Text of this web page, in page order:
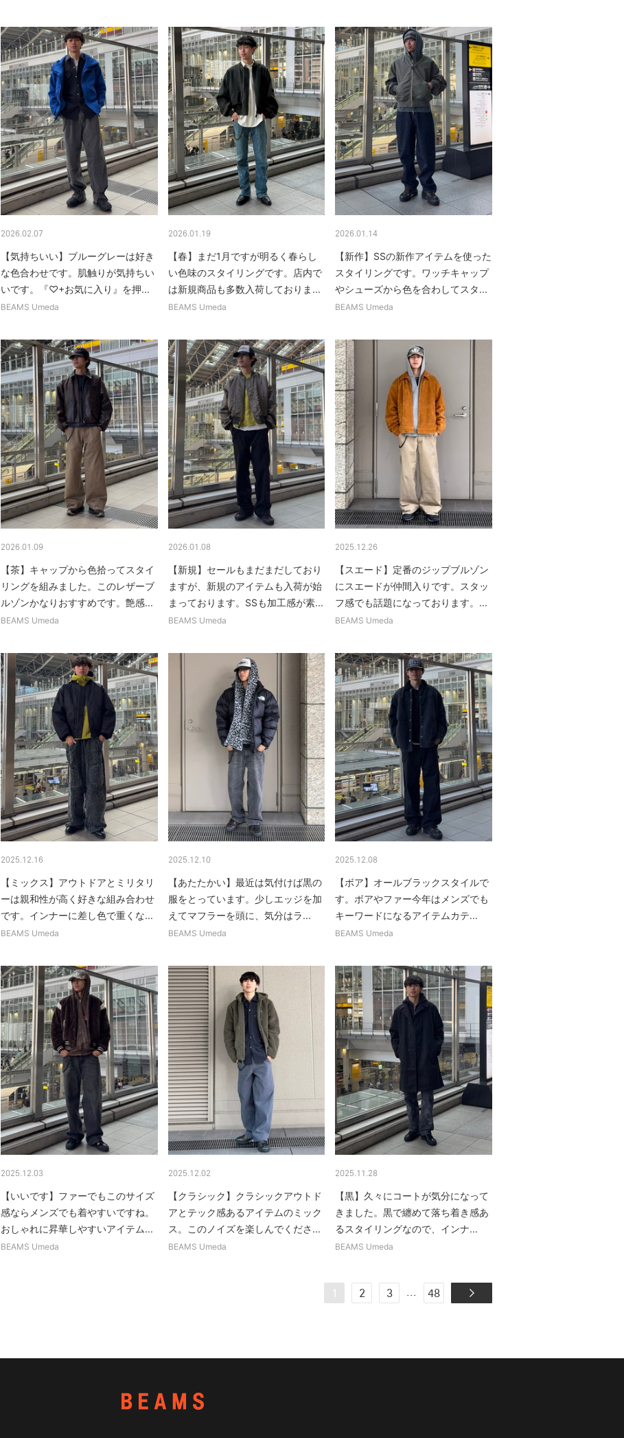
2026.02.07
【気持ちいい】ブルーグレーは好き
な色合わせです。肌触りが気持ちい
いです。『♡+お気に入り』を押...
BEAMS Umeda
2026.01.19
【春】まだ1月ですが明るく春らし
い色味のスタイリングです。店内で
は新規商品も多数入荷しておりま...
BEAMS Umeda
2026.01.14
【新作】SSの新作アイテムを使った
スタイリングです。ワッチキャップ
やシューズから色を合わしてスタ...
BEAMS Umeda
2026.01.09
【茶】キャップから色拾ってスタイ
リングを組みました。このレザーブ
ルゾンかなりおすすめです。艶感...
BEAMS Umeda
2026.01.08
【新規】セールもまだまだしており
ますが、新規のアイテムも入荷が始
まっております。SSも加工感が素...
BEAMS Umeda
2025.12.26
【スエード】定番のジップブルゾン
にスエードが仲間入りです。スタッ
フ感でも話題になっております。...
BEAMS Umeda
2025.12.16
【ミックス】アウトドアとミリタリ
ーは親和性が高く好きな組み合わせ
です。インナーに差し色で重くな...
BEAMS Umeda
2025.12.10
【あたたかい】最近は気付けば黒の
服をとっています。少しエッジを加
えてマフラーを頭に、気分はラ...
BEAMS Umeda
2025.12.08
【ボア】オールブラックスタイルで
す。ボアやファー今年はメンズでも
キーワードになるアイテムカテ...
BEAMS Umeda
2025.12.03
【いいです】ファーでもこのサイズ
感ならメンズでも着やすいですね。
おしゃれに昇華しやすいアイテム...
BEAMS Umeda
2025.12.02
【クラシック】クラシックアウトド
アとテック感あるアイテムのミック
ス。このノイズを楽しんでくださ...
BEAMS Umeda
2025.11.28
【黒】久々にコートが気分になって
きました。黒で纏めて落ち着き感あ
るスタイリングなので、インナ...
BEAMS Umeda
1 2 3 ... 48